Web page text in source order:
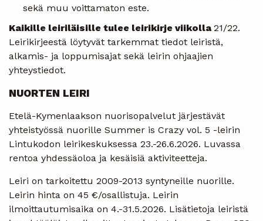
sekä muu voittamaton este.
Kaikille leiriläisille tulee leirikirje viikolla21/22.
Leirikirjeestä löytyvät tarkemmat tiedot leiristä,
alkamis- ja loppumisajat sekä leirin ohjaajien
yhteystiedot.
NUORTEN LEIRI
Etelä-Kymenlaakson nuorisopalvelut järjestävät
yhteistyössä nuorille Summer is Crazy vol. 5 -leirin
Lintukodon leirikeskuksessa 23.-26.6.2026. Luvassa
rentoa yhdessäoloa ja kesäisiä aktiviteetteja.
Leiri on tarkoitettu 2009-2013 syntyneille nuorille.
Leirin hinta on 45 €/osallistuja. Leirin
ilmoittautumisaika on 4.-31.5.2026. Lisätietoja leiristä